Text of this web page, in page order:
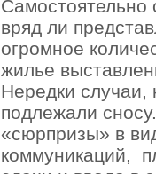
Самостоятельно
вряд ли
огромное
жилье
Нередки случаи,
подлежали
«сюрпризы» в
коммуникаций,